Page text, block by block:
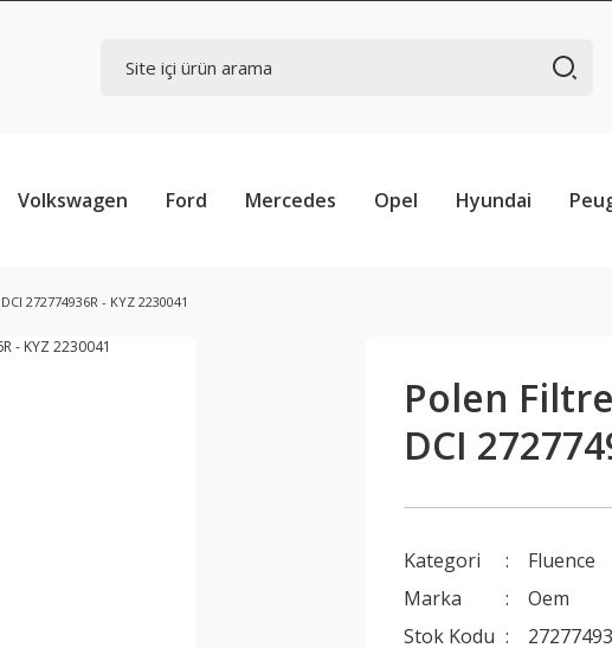
Volkswagen Ford Mercedes Opel Hyundai
272774936R - KYZ 2230041
Polen
DCI
Kategori
Fluence
Marka
Oem
Stok Kodu